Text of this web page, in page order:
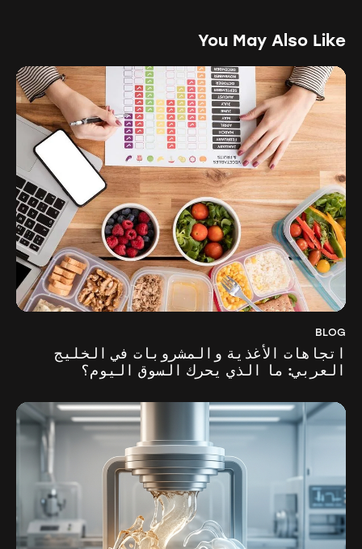
You May Also Like
BLOG
اتجاهات الأغذية والمشروبات في الخليج
العربي: ما الذي يحرك السوق اليوم؟